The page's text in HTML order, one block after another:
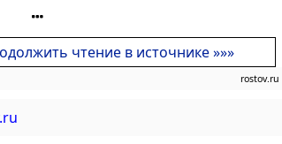
чтение в источнике »»»
rostov.ru